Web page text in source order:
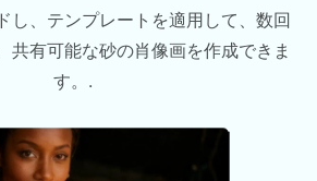
し、テンプレートを適用して、数回
共有可能な砂の肖像画を作成できま
す。.